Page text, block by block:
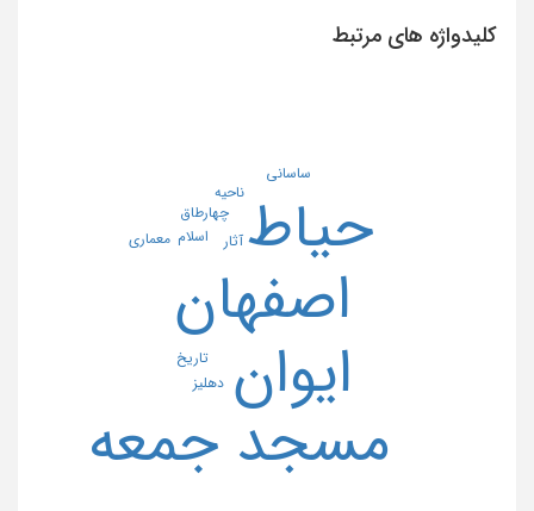
کلیدواژه های مرتبط
اصفهان
ایوان
حیاط
مسجد جمعه
آثار اسلام
تاریخ
چهارطاق
دهلیز
ساسانی
معماری
ناحیه